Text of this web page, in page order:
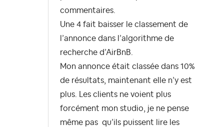
commentaires.
Une 4 fait baisser le classement de
l’annonce dans l’algorithme de
recherche d’AirBnB.
Mon annonce était classée dans 10%
de résultats, maintenant elle n’y est
plus. Les clients ne voient plus
forcément mon studio, je ne pense
même pas qu’ils puissent lire les